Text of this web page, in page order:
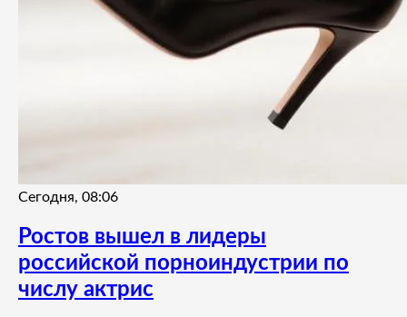
Сегодня, 08:06
Ростов вышел в лидеры
российской порноиндустрии по
числу актрис